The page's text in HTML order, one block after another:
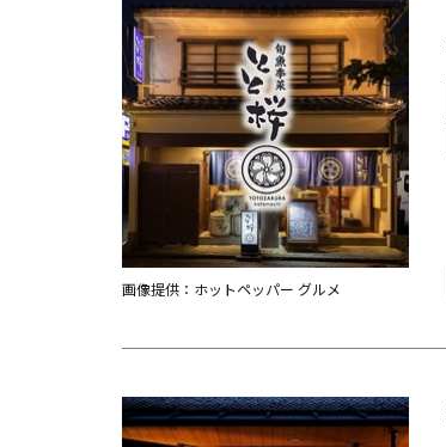
画像提供：ホットペッパー グルメ